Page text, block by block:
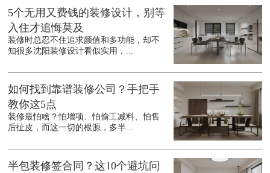
5个无用又费钱的装修设计，别等
入住才追悔莫及
装修时总忍不住追求颜值和多功能，却不
知很多沈阳装修设计看似实用，...
如何找到靠谱装修公司？手把手
教你这5点
装修最怕啥？怕增项、怕偷工减料、怕售
后扯皮，而这一切的根源，多半...
半包装修签合同？这10个避坑问